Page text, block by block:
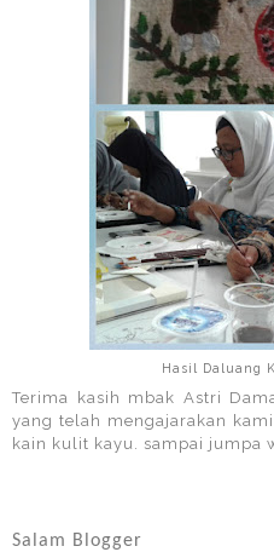
Hasil Daluang
Terima kasih mbak Astri
yang telah mengajarakan
kain kulit kayu. sampai jumpa
Salam Blogger